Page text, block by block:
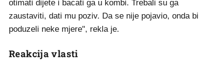
otimati dijete i bacati ga u kombi. Trebali su ga
zaustaviti, dati mu poziv. Da se nije pojavio, onda bi
poduzeli neke mjere", rekla je.
Reakcija vlasti